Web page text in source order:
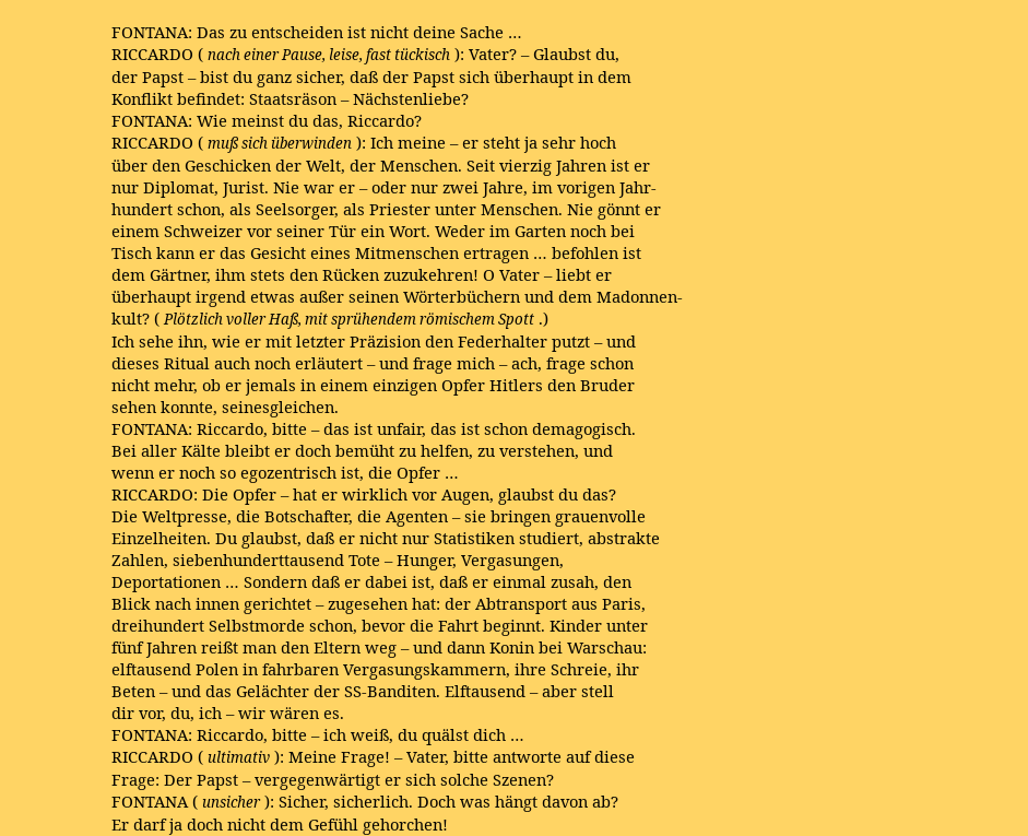
FONTANA: Das zu entscheiden ist nicht deine Sache …
RICCARDO ( nach einer Pause, leise, fast tückisch ): Vater? – Glaubst du,
der Papst – bist du ganz sicher, daß der Papst sich überhaupt in dem
Konflikt befindet: Staatsräson – Nächstenliebe?
FONTANA: Wie meinst du das, Riccardo?
RICCARDO ( muß sich überwinden ): Ich meine – er steht ja sehr hoch
über den Geschicken der Welt, der Menschen. Seit vierzig Jahren ist er
nur Diplomat, Jurist. Nie war er – oder nur zwei Jahre, im vorigen Jahr-
hundert schon, als Seelsorger, als Priester unter Menschen. Nie gönnt er
einem Schweizer vor seiner Tür ein Wort. Weder im Garten noch bei
Tisch kann er das Gesicht eines Mitmenschen ertragen … befohlen ist
dem Gärtner, ihm stets den Rücken zuzukehren! O Vater – liebt er
überhaupt irgend etwas außer seinen Wörterbüchern und dem Madonnen-
kult? ( Plötzlich voller Haß, mit sprühendem römischem Spott .)
Ich sehe ihn, wie er mit letzter Präzision den Federhalter putzt – und
dieses Ritual auch noch erläutert – und frage mich – ach, frage schon
nicht mehr, ob er jemals in einem einzigen Opfer Hitlers den Bruder
sehen konnte, seinesgleichen.
FONTANA: Riccardo, bitte – das ist unfair, das ist schon demagogisch.
Bei aller Kälte bleibt er doch bemüht zu helfen, zu verstehen, und
wenn er noch so egozentrisch ist, die Opfer …
RICCARDO: Die Opfer – hat er wirklich vor Augen, glaubst du das?
Die Weltpresse, die Botschafter, die Agenten – sie bringen grauenvolle
Einzelheiten. Du glaubst, daß er nicht nur Statistiken studiert, abstrakte
Zahlen, siebenhunderttausend Tote – Hunger, Vergasungen,
Deportationen … Sondern daß er dabei ist, daß er einmal zusah, den
Blick nach innen gerichtet – zugesehen hat: der Abtransport aus Paris,
dreihundert Selbstmorde schon, bevor die Fahrt beginnt. Kinder unter
fünf Jahren reißt man den Eltern weg – und dann Konin bei Warschau:
elftausend Polen in fahrbaren Vergasungskammern, ihre Schreie, ihr
Beten – und das Gelächter der SS-Banditen. Elftausend – aber stell
dir vor, du, ich – wir wären es.
FONTANA: Riccardo, bitte – ich weiß, du quälst dich …
RICCARDO ( ultimativ ): Meine Frage! – Vater, bitte antworte auf diese
Frage: Der Papst – vergegenwärtigt er sich solche Szenen?
FONTANA ( unsicher ): Sicher, sicherlich. Doch was hängt davon ab?
Er darf ja doch nicht dem Gefühl gehorchen!